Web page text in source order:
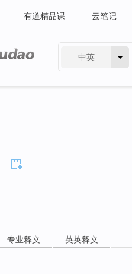
有道精品课 云笔记
中英
专业释义 英英释义